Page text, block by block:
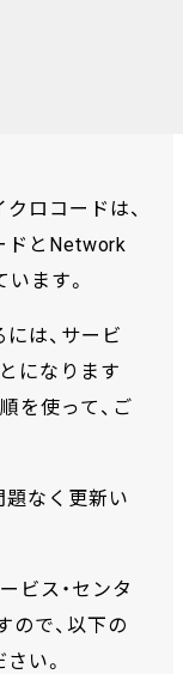
ロコードは、
ドとNetwork
ます。
は、サービ
になります
を使って、ご
なく更新い
ビス・センタ
ので、以下の
い。